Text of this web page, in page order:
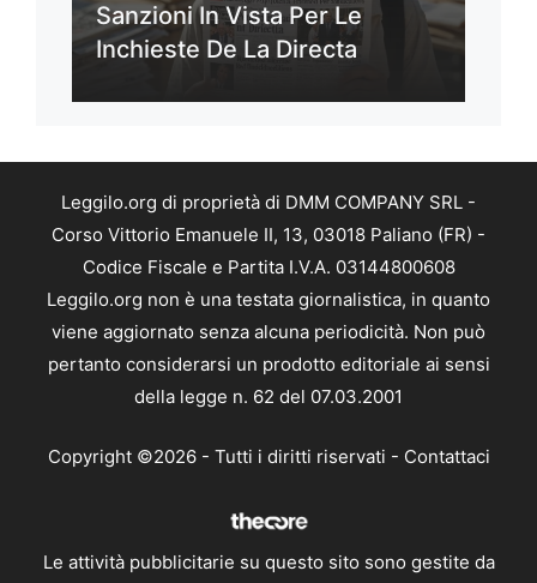
Sanzioni In Vista Per Le
Inchieste De La Directa
Leggilo.org di proprietà di DMM COMPANY SRL -
Corso Vittorio Emanuele II, 13, 03018 Paliano (FR) -
Codice Fiscale e Partita I.V.A. 03144800608
Leggilo.org non è una testata giornalistica, in quanto
viene aggiornato senza alcuna periodicità. Non può
pertanto considerarsi un prodotto editoriale ai sensi
della legge n. 62 del 07.03.2001
Copyright ©2026 - Tutti i diritti riservati - Contattaci
Le attività pubblicitarie su questo sito sono gestite da